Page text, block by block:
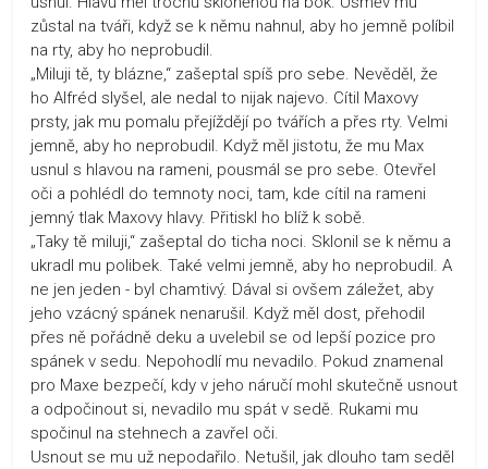
zůstal na tváři, když se k němu nahnul, aby ho jemně políbil
na rty, aby ho neprobudil.
„Miluji tě, ty blázne,“ zašeptal spíš pro sebe. Nevěděl, že
ho Alfréd slyšel, ale nedal to nijak najevo. Cítil Maxovy
prsty, jak mu pomalu přejíždějí po tvářích a přes rty. Velmi
jemně, aby ho neprobudil. Když měl jistotu, že mu Max
usnul s hlavou na rameni, pousmál se pro sebe. Otevřel
oči a pohlédl do temnoty noci, tam, kde cítil na rameni
jemný tlak Maxovy hlavy. Přitiskl ho blíž k sobě.
„Taky tě miluji,“ zašeptal do ticha noci. Sklonil se k němu a
ukradl mu polibek. Také velmi jemně, aby ho neprobudil. A
ne jen jeden - byl chamtivý. Dával si ovšem záležet, aby
jeho vzácný spánek nenarušil. Když měl dost, přehodil
přes ně pořádně deku a uvelebil se od lepší pozice pro
spánek v sedu. Nepohodlí mu nevadilo. Pokud znamenal
pro Maxe bezpečí, kdy v jeho náručí mohl skutečně usnout
a odpočinout si, nevadilo mu spát v sedě. Rukami mu
spočinul na stehnech a zavřel oči.
Usnout se mu už nepodařilo. Netušil, jak dlouho tam seděl